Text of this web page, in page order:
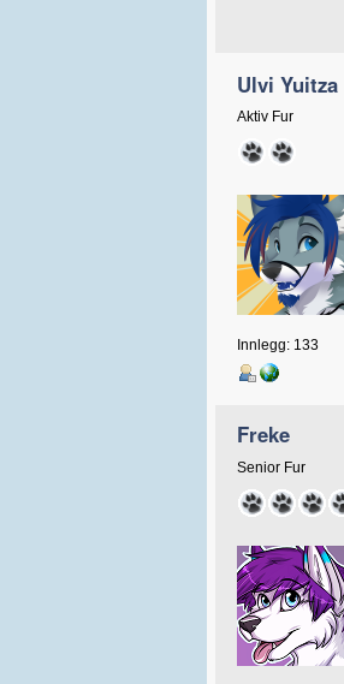
Ulvi Yuitza
Aktiv Fur
Innlegg: 133
Freke
Senior Fur